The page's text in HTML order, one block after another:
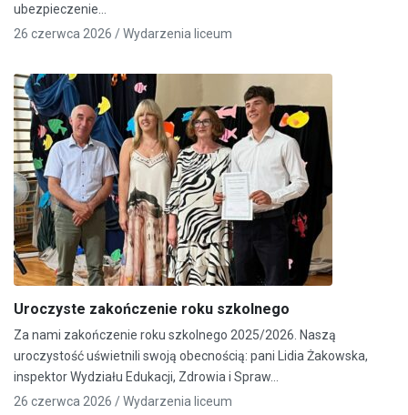
ubezpieczenie…
26 czerwca 2026 /Wydarzenia liceum
Uroczyste zakończenie roku szkolnego
Za nami zakończenie roku szkolnego 2025/2026. Naszą
uroczystość uświetnili swoją obecnością: pani Lidia Żakowska,
inspektor Wydziału Edukacji, Zdrowia i Spraw…
26 czerwca 2026 /Wydarzenia liceum